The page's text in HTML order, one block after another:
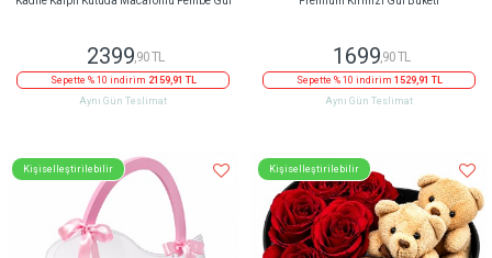
2399,90 TL
Sepette % 10 indirim 2159,91 TL
Aynı Gün Teslimat
1699,90 TL
Sepette % 10 indirim 1529,91 TL
Aynı Gün Teslimat
Kişiselleştirilebilir Kişiselleştirilebilir